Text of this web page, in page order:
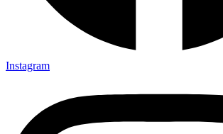
Instagram